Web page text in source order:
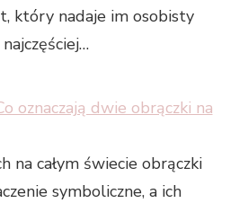
który nadaje im osobisty
oznaczają dwie obrączki na
całym świecie obrączki
symboliczne, a ich